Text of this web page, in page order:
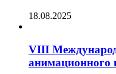
18.08.2025
VIII
анимационного